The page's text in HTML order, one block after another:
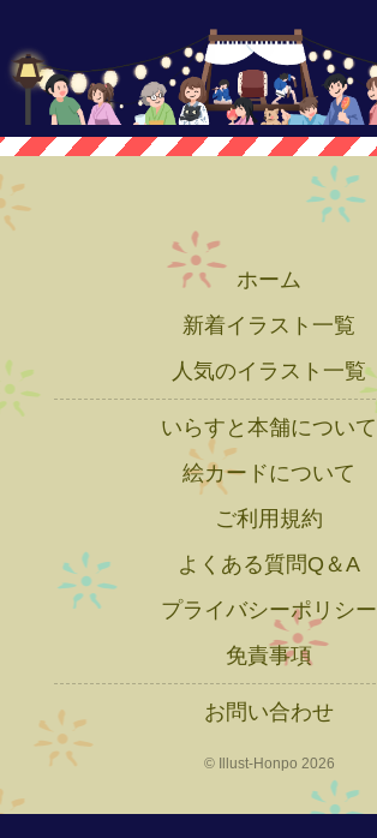
ホーム
新着イラスト一覧
人気のイラスト一覧
いらすと本舗について
絵カードについて
ご利用規約
よくある質問Q＆A
プライバシーポリシー
免責事項
お問い合わせ
© Illust-Honpo 2026